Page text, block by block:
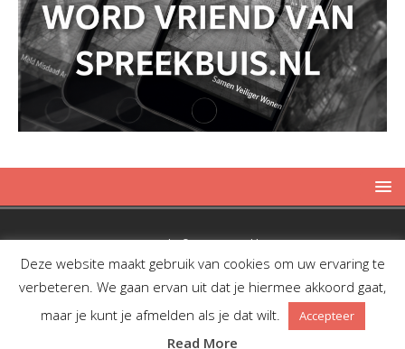
Copyright © 2019 Spreekbuis
Deze website maakt gebruik van cookies om uw ervaring te
verbeteren. We gaan ervan uit dat je hiermee akkoord gaat,
maar je kunt je afmelden als je dat wilt.
Accepteer
Read More